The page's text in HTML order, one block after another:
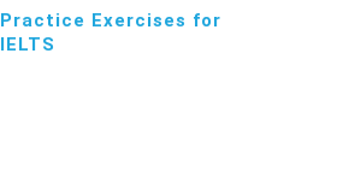
Practice Exercises for
IELTS